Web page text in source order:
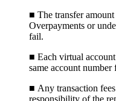
■ The transfer
Overpayments or
fail.
■ Each virtual
same account
■ Any transaction
responsibility of the